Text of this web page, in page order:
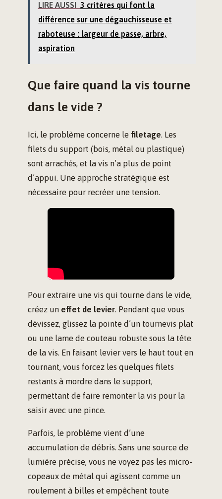
LIRE AUSSI 3 critères qui font la
différence sur une dégauchisseuse et
raboteuse : largeur de passe, arbre,
aspiration
Que faire quand la vis tourne
dans le vide ?
Ici, le problème concerne le filetage. Les
filets du support (bois, métal ou plastique)
sont arrachés, et la vis n’a plus de point
d’appui. Une approche stratégique est
nécessaire pour recréer une tension.
Pour extraire une vis qui tourne dans le vide,
créez un effet de levier. Pendant que vous
dévissez, glissez la pointe d’un tournevis plat
ou une lame de couteau robuste sous la tête
de la vis. En faisant levier vers le haut tout en
tournant, vous forcez les quelques filets
restants à mordre dans le support,
permettant de faire remonter la vis pour la
saisir avec une pince.
Parfois, le problème vient d’une
accumulation de débris. Sans une source de
lumière précise, vous ne voyez pas les micro-
copeaux de métal qui agissent comme un
roulement à billes et empêchent toute